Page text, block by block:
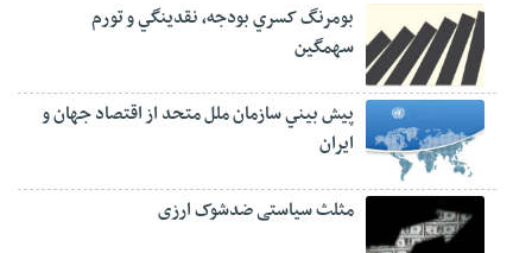
بومرنگ کسري بودجه، نقدينگي و تورم
سهمگين
پيش‏ بيني سازمان ملل متحد از اقتصاد جهان و
ايران
مثلث سیاستی ضدشوک ارزی